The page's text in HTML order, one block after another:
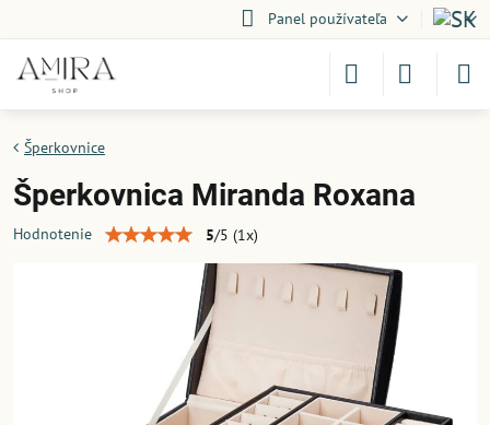
Panel používateľa
Šperkovnice
Šperkovnica Miranda Roxana
Hodnotenie 5/5 (1x)